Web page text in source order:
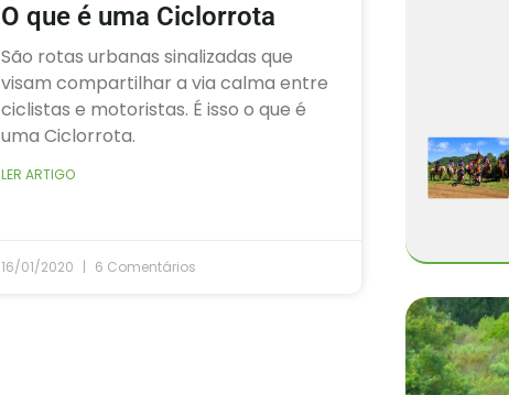
O que é uma Ciclorrota
São rotas urbanas sinalizadas que
visam compartilhar a via calma entre
ciclistas e motoristas. É isso o que é
uma Ciclorrota.
LER ARTIGO
16/01/2020 6 Comentários